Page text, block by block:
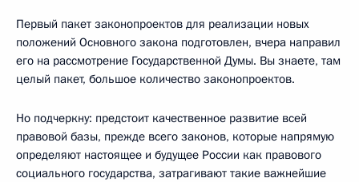
Первый пакет законопроектов для реализации новых
положений Основного закона подготовлен, вчера направил
его на рассмотрение Государственной Думы. Вы знаете, там
целый пакет, большое количество законопроектов.
Но подчеркну: предстоит качественное развитие всей
правовой базы, прежде всего законов, которые напрямую
определяют настоящее и будущее России как правового
социального государства, затрагивают такие важнейшие